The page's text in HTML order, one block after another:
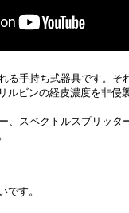
る手持ち式器具です。
ルビンの経皮濃度を非
、スペクトルスプリッ
です。